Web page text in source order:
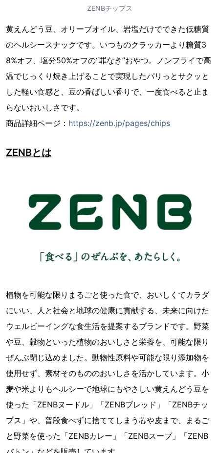
ZENBチップス
黄えんどう豆、オリーブオイル、岩塩だけでできた低糖質
のヘルシースナックです。いつものクラッカーより糖質3
8%オフ、塩分50%オフの“罪なき”おやつ。ノンフライで高
温でじっくり焼き上げることで実現したパリっとサクッと
した軽い食感と、豆の香ばしい香りで、一度食べると止ま
らないおいしさです。
商品詳細ページ： https://zenb.jp/pages/chips
ZENBとは
植物を可能な限りまるごと使った食で、おいしくてカラダ
にいい、人と社会と地球の健康に貢献する、未来に向けた
ウェルビーイングな食生活を提案するブランドです。野菜
や豆、穀物といった植物のおいしさと栄養を、可能な限り
ぜんぶ閉じ込めました。動物性原料や可能な限り添加物を
使用せず、素材そのもののおいしさを活かしています。小
麦や米よりもヘルシーで地球にもやさしい黄えんどう豆を
使った「ZENBヌードル」「ZENBブレッド」「ZENBチッ
プス」や、普段食べずに捨ててしまう芯や皮まで、まるご
と野菜を使った「ZENBカレー」「ZENBスープ」「ZENB